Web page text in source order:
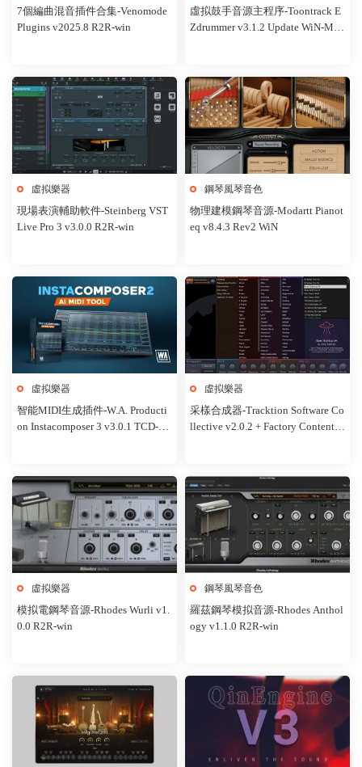
7個編曲混音插件合集-Venomode
Plugins v2025.8 R2R-win
虛拟鼓手音源主程序-Toontrack E
Zdrummer v3.1.2 Update WiN-MA
虛拟樂器
現場表演輔助軟件-Steinberg VST
Live Pro 3 v3.0.0 R2R-win
鋼琴風琴音色
物理建模鋼琴音源-Modartt Pianot
eq v8.4.3 Rev2 WiN
虛拟樂器
智能MIDI生成插件-W.A. Producti
on Instacomposer 3 v3.0.1 TCD-wi
虛拟樂器
采樣合成器-Tracktion Software Co
llective v2.0.2 + Factory Content R
虛拟樂器
模拟電鋼琴音源-Rhodes Wurli v1.
0.0 R2R-win
鋼琴風琴音色
羅茲鋼琴模拟音源-Rhodes Anthol
ogy v1.1.0 R2R-win